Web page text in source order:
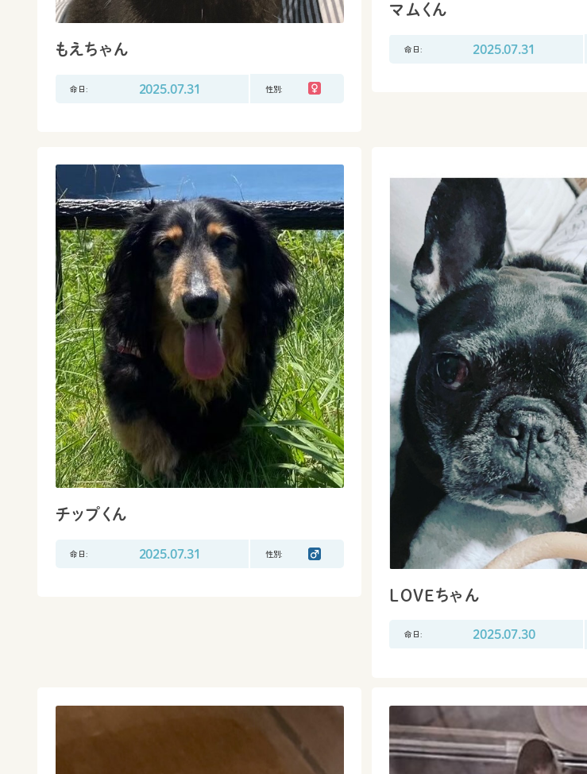
もえちゃん
命日: 2025.07.31 性別:
マムくん
命日: 2025.07.31
チップくん
命日: 2025.07.31 性別:
LOVEちゃん
命日: 2025.07.30